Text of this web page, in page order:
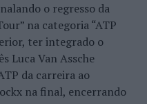
da obra “O escultor,
o regresso da
na categoria “ATP
ter integrado o
Luca Van Assche
da carreira ao
na final, encerrando